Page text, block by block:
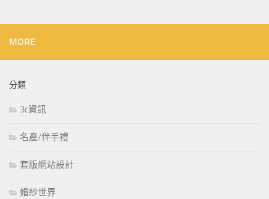
MORE
分類
3c資訊
名產/伴手禮
套版網站設計
婚紗世界